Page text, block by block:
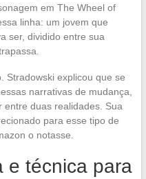
em The Wheel of
linha: um jovem que
ser, dividido entre sua
Stradowski explicou que se
narrativas de mudança,
duas realidades. Sua
para esse tipo de
o notasse.
e técnica para